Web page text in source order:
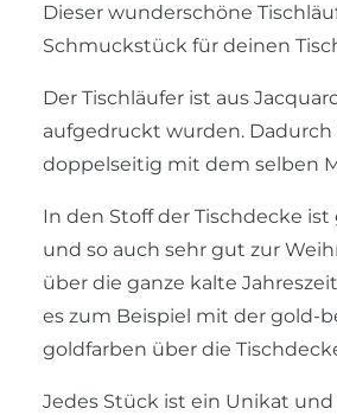
Dieser wunderschöne
Schmuckstück für deinen
Der Tischläufer ist aus
aufgedruckt wurden.
doppelseitig mit dem selben
In den Stoff der Tischdecke
und so auch sehr gut zur
über die ganze kalte
es zum Beispiel mit der gold-
goldfarben über die
Jedes Stück ist ein Unikat